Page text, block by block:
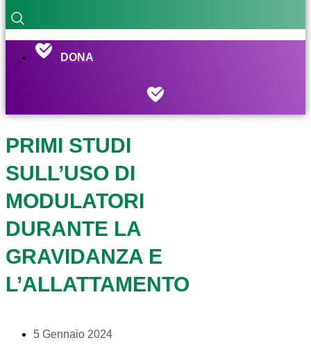
DONA
PRIMI STUDI
SULL’USO DI
MODULATORI
DURANTE LA
GRAVIDANZA E
L’ALLATTAMENTO
5 Gennaio 2024